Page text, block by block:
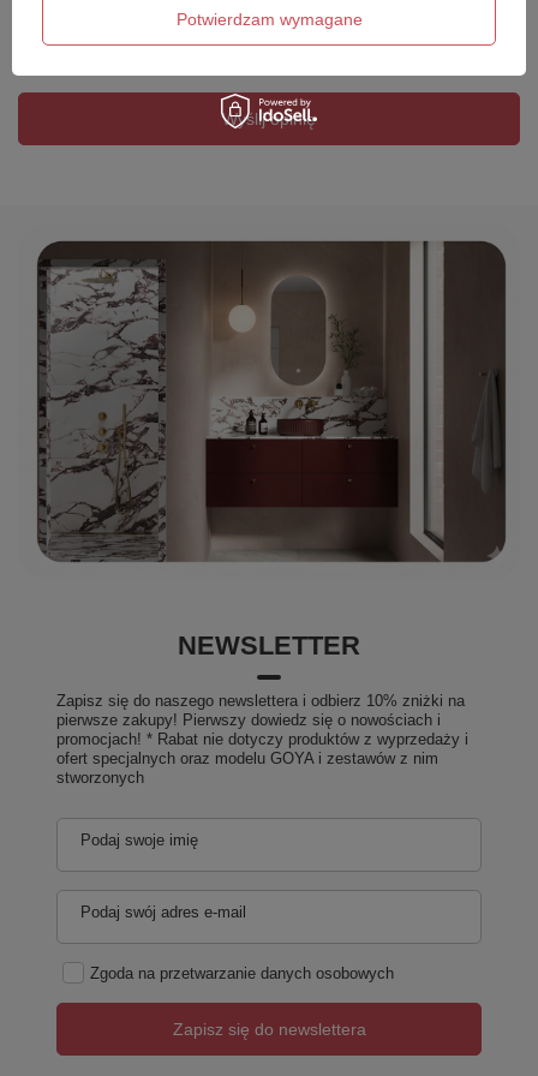
Twój email
Wyślij opinię
NEWSLETTER
Zapisz się do naszego newslettera i odbierz 10% zniżki na
pierwsze zakupy! Pierwszy dowiedz się o nowościach i
promocjach! * Rabat nie dotyczy produktów z wyprzedaży i
ofert specjalnych oraz modelu GOYA i zestawów z nim
stworzonych
Podaj swoje imię
Podaj swój adres e-mail
Zgoda na przetwarzanie danych osobowych
Zapisz się do newslettera
Potwierdzam wymagane